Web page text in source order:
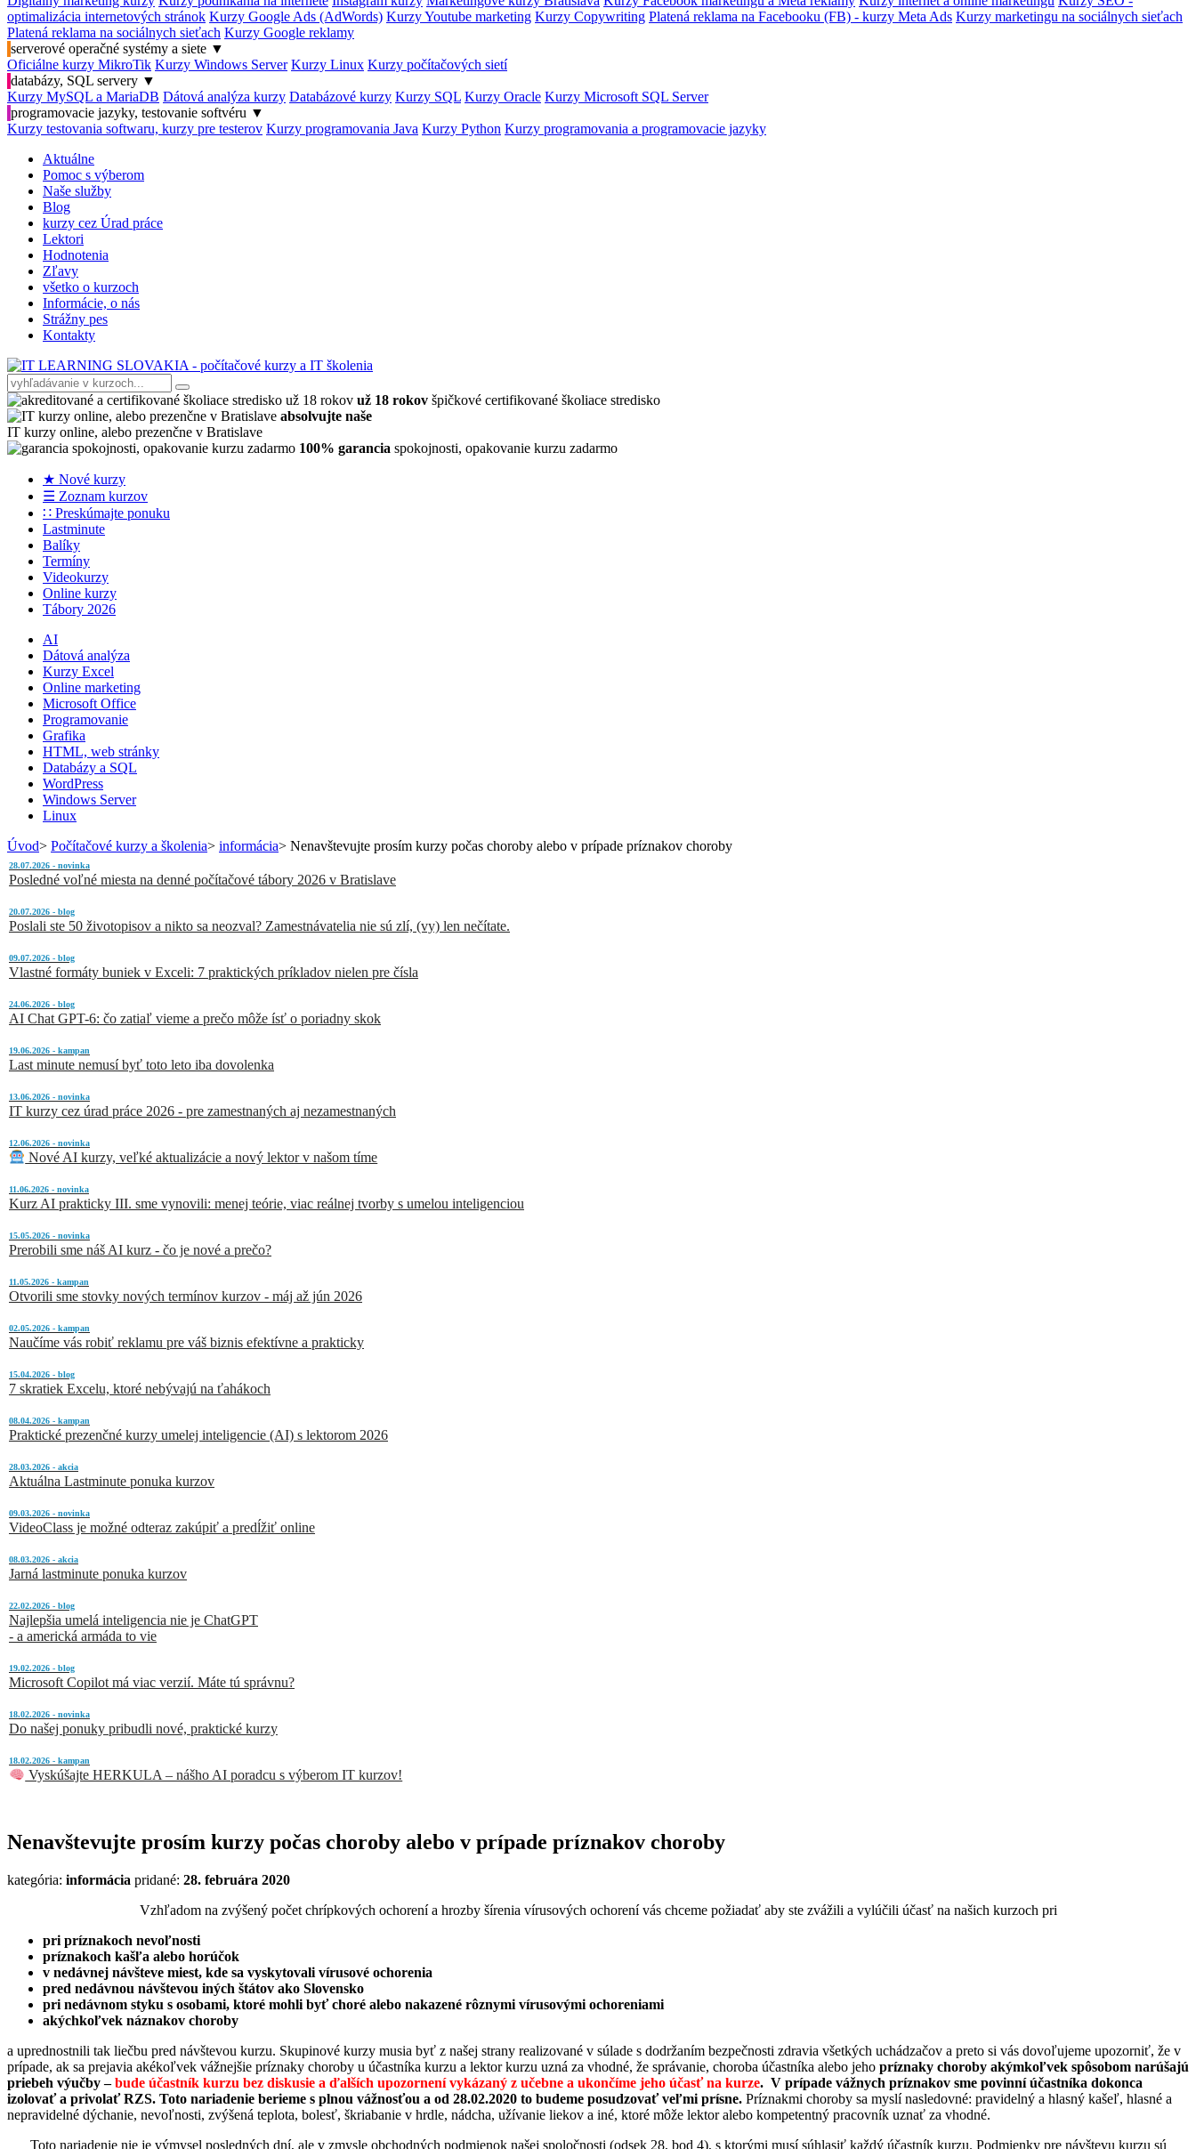
optimalizácia internetových stránok Kurzy Google Ads (AdWords) Kurzy Youtube marketing Kurzy Copywriting Platená reklama na Facebooku (FB) - kurzy Meta Ads Kurzy marketingu na sociálnych sieťach
Platená reklama na sociálnych sieťach Kurzy Google reklamy
serverové operačné systémy a siete ▼
Oficiálne kurzy MikroTik Kurzy Windows Server Kurzy Linux Kurzy počítačových sietí
databázy, SQL servery ▼
Kurzy MySQL a MariaDB Dátová analýza kurzy Databázové kurzy Kurzy SQL Kurzy Oracle Kurzy Microsoft SQL Server
programovacie jazyky, testovanie softvéru ▼
Kurzy testovania softwaru, kurzy pre testerov Kurzy programovania Java Kurzy Python Kurzy programovania a programovacie jazyky
Aktuálne
Pomoc s výberom
Naše služby
Blog
kurzy cez Úrad práce
Lektori
Hodnotenia
Zľavy
všetko o kurzoch
Informácie, o nás
Strážny pes
Kontakty
už 18 rokov špičkové certifikované školiace stredisko
absolvujte naše
IT kurzy online, alebo prezenčne v Bratislave
100% garancia spokojnosti, opakovanie kurzu zadarmo
★ Nové kurzy
☰ Zoznam kurzov
∷ Preskúmajte ponuku
Lastminute
Balíky
Termíny
Videokurzy
Online kurzy
Tábory 2026
AI
Dátová analýza
Kurzy Excel
Online marketing
Microsoft Office
Programovanie
Grafika
HTML, web stránky
Databázy a SQL
WordPress
Windows Server
Linux
Úvod> Počítačové kurzy a školenia> informácia> Nenavštevujte prosím kurzy počas choroby alebo v prípade príznakov choroby
28.07.2026 - novinka
Posledné voľné miesta na denné počítačové tábory 2026 v Bratislave
20.07.2026 - blog
Poslali ste 50 životopisov a nikto sa neozval? Zamestnávatelia nie sú zlí, (vy) len nečítate.
09.07.2026 - blog
Vlastné formáty buniek v Exceli: 7 praktických príkladov nielen pre čísla
24.06.2026 - blog
AI Chat GPT-6: čo zatiaľ vieme a prečo môže ísť o poriadny skok
19.06.2026 - kampan
Last minute nemusí byť toto leto iba dovolenka
13.06.2026 - novinka
IT kurzy cez úrad práce 2026 - pre zamestnaných aj nezamestnaných
12.06.2026 - novinka
Nové AI kurzy, veľké aktualizácie a nový lektor v našom tíme
11.06.2026 - novinka
Kurz AI prakticky III. sme vynovili: menej teórie, viac reálnej tvorby s umelou inteligenciou
15.05.2026 - novinka
Prerobili sme náš AI kurz - čo je nové a prečo?
11.05.2026 - kampan
Otvorili sme stovky nových termínov kurzov - máj až jún 2026
02.05.2026 - kampan
Naučíme vás robiť reklamu pre váš biznis efektívne a prakticky
15.04.2026 - blog
7 skratiek Excelu, ktoré nebývajú na ťahákoch
08.04.2026 - kampan
Praktické prezenčné kurzy umelej inteligencie (AI) s lektorom 2026
28.03.2026 - akcia
Aktuálna Lastminute ponuka kurzov
09.03.2026 - novinka
VideoClass je možné odteraz zakúpiť a predĺžiť online
08.03.2026 - akcia
Jarná lastminute ponuka kurzov
22.02.2026 - blog
Najlepšia umelá inteligencia nie je ChatGPT
- a americká armáda to vie
19.02.2026 - blog
Microsoft Copilot má viac verzií. Máte tú správnu?
18.02.2026 - novinka
Do našej ponuky pribudli nové, praktické kurzy
18.02.2026 - kampan
Vyskúšajte HERKULA – nášho AI poradcu s výberom IT kurzov!
Nenavštevujte prosím kurzy počas choroby alebo v prípade príznakov choroby
kategória: informácia pridané: 28. februára 2020
Vzhľadom na zvýšený počet chrípkových ochorení a hrozby šírenia vírusových ochorení vás chceme požiadať aby ste zvážili a vylúčili účasť na našich kurzoch pri
pri príznakoch nevoľnosti
príznakoch kašľa alebo horúčok
v nedávnej návšteve miest, kde sa vyskytovali vírusové ochorenia
pred nedávnou návštevou iných štátov ako Slovensko
pri nedávnom styku s osobami, ktoré mohli byť choré alebo nakazené rôznymi vírusovými ochoreniami
akýchkoľvek náznakov choroby
a uprednostnili tak liečbu pred návštevou kurzu. Skupinové kurzy musia byť z našej strany realizované v súlade s dodržaním bezpečnosti zdravia všetkých uchádzačov a preto si vás dovoľujeme upozorniť, že v
prípade, ak sa prejavia akékoľvek vážnejšie príznaky choroby u účastníka kurzu a lektor kurzu uzná za vhodné, že správanie, choroba účastníka alebo jeho príznaky choroby akýmkoľvek spôsobom narúšajú
priebeh výučby –bude účastník kurzu bez diskusie a ďalších upozornení vykázaný z učebne a ukončíme jeho účasť na kurze. V prípade vážnych príznakov sme povinní účastníka dokonca
izolovať a privolať RZS. Toto nariadenie berieme s plnou vážnosťou a od 28.02.2020 to budeme posudzovať veľmi prísne. Príznakmi choroby sa myslí nasledovné: pravidelný a hlasný kašeľ, hlasné a
nepravidelné dýchanie, nevoľnosti, zvýšená teplota, bolesť, škriabanie v hrdle, nádcha, užívanie liekov a iné, ktoré môže lektor alebo kompetentný pracovník uznať za vhodné.
Toto nariadenie nie je výmysel posledných dní, ale v zmysle obchodných podmienok našej spoločnosti (odsek 28, bod 4), s ktorými musí súhlasiť každý účastník kurzu. Podmienky pre návštevu kurzu sú